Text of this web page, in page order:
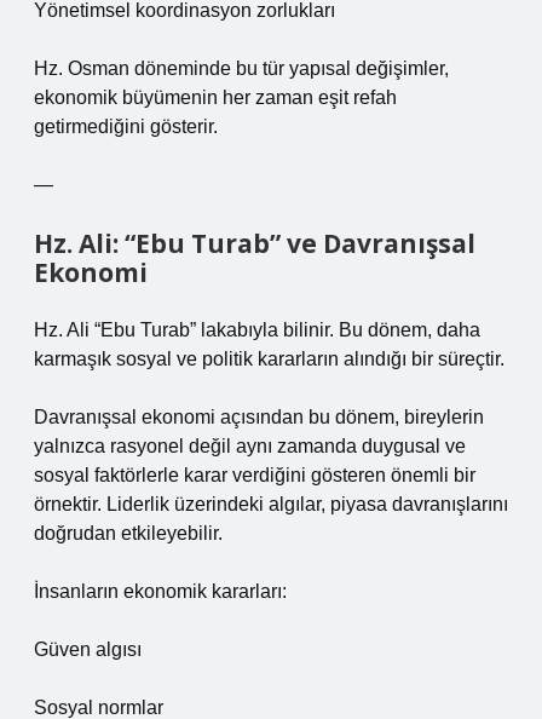
Yönetimsel koordinasyon zorlukları
Hz. Osman döneminde bu tür yapısal değişimler,
ekonomik büyümenin her zaman eşit refah
getirmediğini gösterir.
—
Hz. Ali: “Ebu Turab” ve Davranışsal
Ekonomi
Hz. Ali “Ebu Turab” lakabıyla bilinir. Bu dönem, daha
karmaşık sosyal ve politik kararların alındığı bir süreçtir.
Davranışsal ekonomi açısından bu dönem, bireylerin
yalnızca rasyonel değil aynı zamanda duygusal ve
sosyal faktörlerle karar verdiğini gösteren önemli bir
örnektir. Liderlik üzerindeki algılar, piyasa davranışlarını
doğrudan etkileyebilir.
İnsanların ekonomik kararları:
Güven algısı
Sosyal normlar